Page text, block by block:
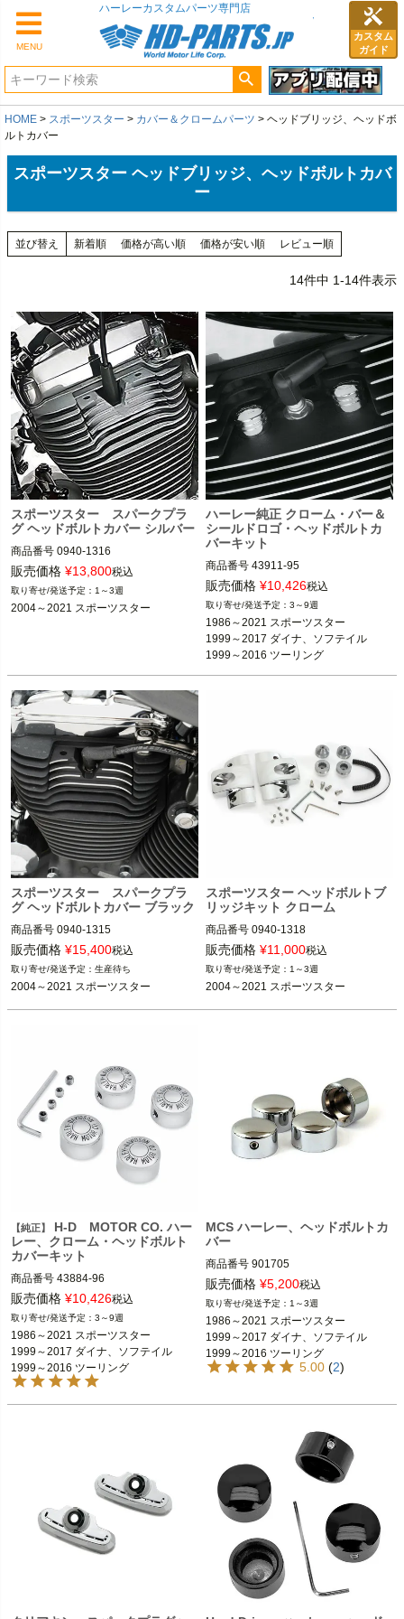
MENU
カスタム
ガイド
HOME スポーツスター カバー＆クロームパーツ
ヘッドブリッジ、ヘッドボ
ルトカバー
スポーツスター ヘッドブリッジ、ヘッドボルトカバ
ー
並び替え 新着順 価格が高い順 価格が安い順 レビュー順
14件中 1-14件表示
スポーツスター スパークプラ
グ ヘッドボルトカバー シルバー
商品番号 0940-1316
2004～2021 スポーツスター
Drag Specialties（ドラッグスペシャ
販売価格 ¥13,800税込
1～3週
2004～2021 スポーツスター
ハーレー純正 クローム・バー＆
シールドロゴ・ヘッドボルトカ
バーキット
商品番号 43911-95
1986～2021 スポーツスター
1999～2017 ダイナ、ソフテイル
1999～2016 ツーリング
2009～2011 XR
Harley Davidson（ハーレー ダビッド
販売価格 ¥10,426税込
3～9週
1986～2021 スポーツスター
1999～2017 ダイナ、ソフテイル
1999～2016 ツーリング
スポーツスター スパークプラ
グ ヘッドボルトカバー ブラック
商品番号 0940-1315
5MS：951465
販売価格 ¥15,400税込
生産待ち
2004～2021 スポーツスター
スポーツスター ヘッドボルトブ
リッジキット クローム
商品番号 0940-1318
2VT:42-1158
販売価格 ¥11,000税込
1～3週
2004～2021 スポーツスター
【純正】
H-D MOTOR CO. ハー
レー、クローム・ヘッドボルト
カバーキット
商品番号 43884-96
1986～2021 スポーツスター
2009～2011 XR
1999～2017 ダイナ、ソフテイル
1999～2016 ツーリング
Harley Davidson（ハーレー ダビッド
ソン）
販売価格 ¥10,426税込
3～9週
1986～2021 スポーツスター
1999～2017 ダイナ、ソフテイル
1999～2016 ツーリング
MCS ハーレー、ヘッドボルトカ
バー
商品番号 901705
1986～2021 スポーツスター、2009～
2011 XR
1999～2017 ダイナ、ソフテイル
1999～2016 ツーリング FLHX、FLH
T、FLTR、FLHR
1992～1999 エボリューション1340
販売価格 ¥5,200税込
1～3週
1986～2021 スポーツスター
1999～2017 ダイナ、ソフテイル
1999～2016 ツーリング
5.00 (2)